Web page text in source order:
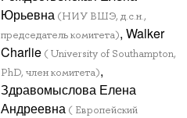
Юрьевна (НИУ ВШЭ, д.с.н.,
председатель комитета), Walker
Charlie ( University of Southampton,
PhD, член комитета),
Здравомыслова Елена
Андреевна ( Европейский